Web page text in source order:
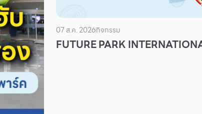
07 ส.ค. 2026กิจกรรม
FUTURE PARK